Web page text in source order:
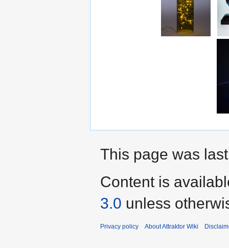
This page was
Content is
3.0 unless
Privacy policy About Attraktor Wiki